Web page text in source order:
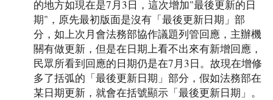
的地方如現在是7月3日，這次增加"最後更新的日
期"，原先最初版面是沒有「最後更新日期」部
分，如上次月會法務部協作議題列管回應，主辦機
關有做更新，但是在日期上看不出來有新增回應，
民眾所看到回應的日期仍是在7月3日。故現在增修
多了括弧的「最後更新日期」部分，假如法務部在
某日期更新，就會在括號顯示「最後更新日期」。